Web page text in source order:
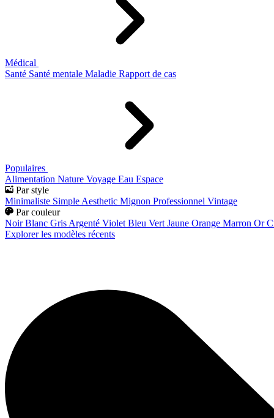
Médical
Santé Santé mentale Maladie Rapport de cas
Populaires
Alimentation Nature Voyage Eau Espace
Par style
Minimaliste Simple Aesthetic Mignon Professionnel Vintage
Par couleur
Noir Blanc Gris Argenté Violet Bleu Vert Jaune Orange Marron Or
Explorer les modèles récents